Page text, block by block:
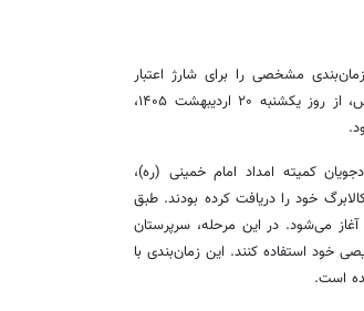
مشخصی را برای شارژ اعتبار
سرپرستان خانوار بر اساس رقم پایانی کد ملی اعلام کرده است. بر این اساس، از روز یکشنبه ۲۰ اردیبهشت ۱۴۰۵،
دوره، خانوارهای دارای رقم پایانی کد ملی ۰، ۱ و ۲، مددجویان کمیته امداد امام خمینی (ره)،
خود را دریافت کرده بودند. طبق
زمان‌بندی وزارت رفاه، مرحله بعدی شارژ اعتبار کالابرگ از ۲۵ اردیبهشت ۱۴۰۵ آغاز می‌شود. در این مرحله، سرپرستان
می‌توانند از اعتبار تخصیصی خود استفاده کنند. این زمان‌بندی با
است.